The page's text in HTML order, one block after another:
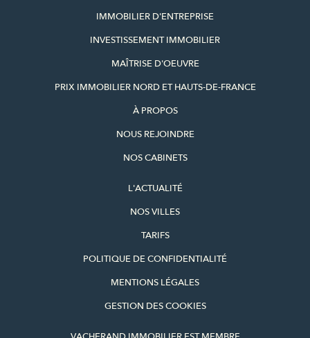
IMMOBILIER D'ENTREPRISE
INVESTISSEMENT IMMOBILIER
MAÎTRISE D'OEUVRE
PRIX IMMOBILIER NORD ET HAUTS-DE-FRANCE
À PROPOS
NOUS REJOINDRE
NOS CABINETS
L'ACTUALITÉ
NOS VILLES
TARIFS
POLITIQUE DE CONFIDENTIALITÉ
MENTIONS LÉGALES
GESTION DES COOKIES